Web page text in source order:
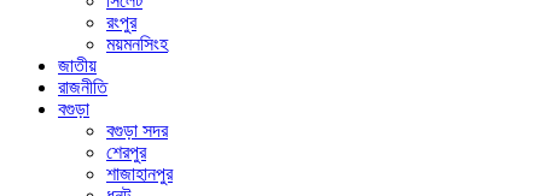
রংপুর
ময়মনসিংহ
জাতীয়
রাজনীতি
বগুড়া
বগুড়া সদর
শেরপুর
শাজাহানপুর